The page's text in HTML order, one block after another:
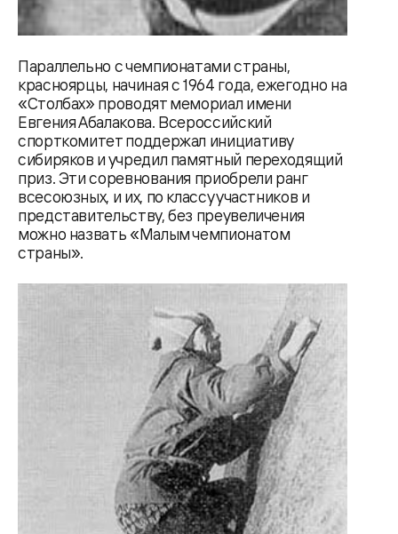
Параллельно с чемпионатами страны,
красноярцы, начиная с 1964 года, ежегодно на
«Столбах» проводят мемориал имени
Евгения Абалакова. Всероссийский
спорткомитет поддержал инициативу
сибиряков и учредил памятный переходящий
приз. Эти соревнования приобрели ранг
всесоюзных, и их, по классу участников и
представительству, без преувеличения
можно назвать «Малым чемпионатом
страны».